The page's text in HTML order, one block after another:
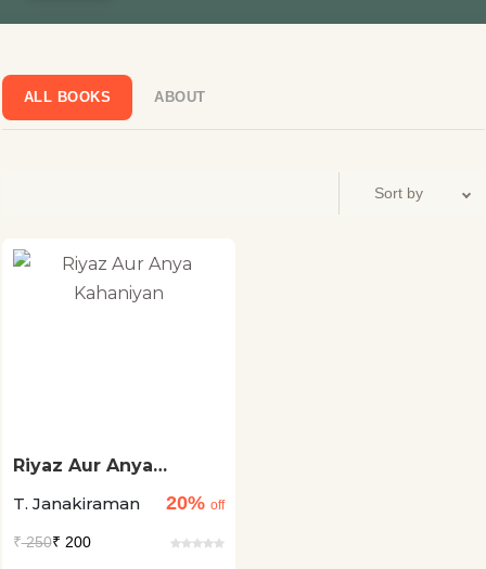
ALL BOOKS ABOUT
Riyaz Aur Anya
T. Janakiraman
20% off
₹250₹ 200